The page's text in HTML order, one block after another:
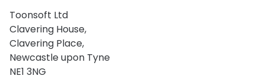
Toonsoft Ltd
Clavering House,
Clavering Place,
Newcastle upon Tyne
NE1 3NG